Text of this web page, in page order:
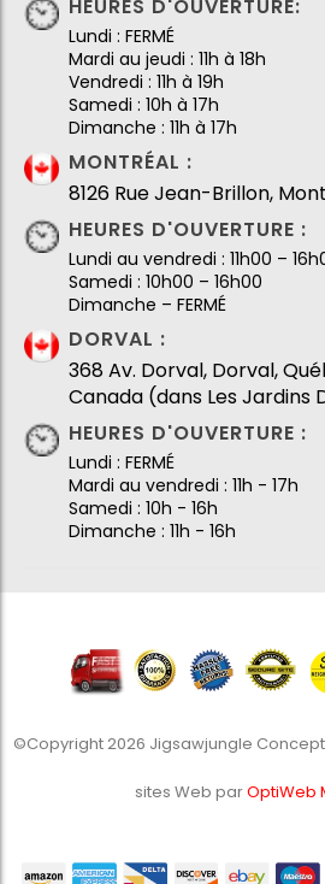
HEURES D'OUVERTURE:
Lundi : FERMÉ
Mardi au jeudi : 11h à 18h
Vendredi : 11h à 19h
Samedi : 10h à 17h
Dimanche : 11h à 17h
MONTRÉAL :
8126 Rue Jean-Brillon,
HEURES D'OUVERTURE :
Lundi au vendredi : 11h00 –
Samedi : 10h00 – 16h00
Dimanche – FERMÉ
DORVAL :
368 Av. Dorval, Dorval,
Canada (dans Les Jardins
HEURES D'OUVERTURE :
Lundi : FERMÉ
Mardi au vendredi : 11h - 17h
Samedi : 10h - 16h
Dimanche : 11h - 16h
©Copyright 2026 Jigsawjungle
sites Web parOptiWeb